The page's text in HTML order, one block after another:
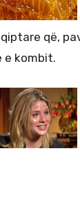
që,
e kombit.